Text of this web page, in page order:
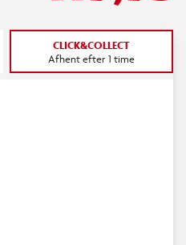
CLICK&COLLECT
Afhent efter 1 time